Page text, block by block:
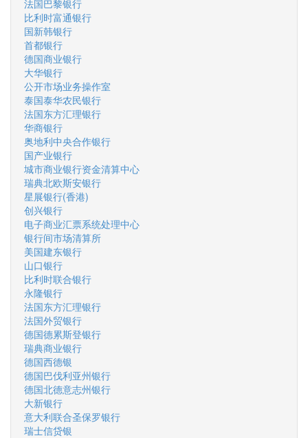
法国巴黎银行
比利时富通银行
国新韩银行
首都银行
德国商业银行
大华银行
公开市场业务操作室
泰国泰华农民银行
法国东方汇理银行
华商银行
奥地利中央合作银行
国产业银行
城市商业银行资金清算中心
瑞典北欧斯安银行
星展银行(香港)
创兴银行
电子商业汇票系统处理中心
银行间市场清算所
美国建东银行
山口银行
比利时联合银行
永隆银行
法国东方汇理银行
法国外贸银行
德国德累斯登银行
瑞典商业银行
德国西德银
德国巴伐利亚州银行
德国北德意志州银行
大新银行
意大利联合圣保罗银行
瑞士信贷银